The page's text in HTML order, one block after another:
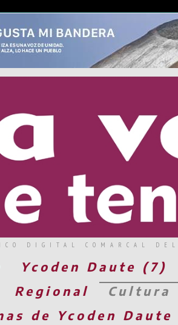
DIGITAL COMARCAL
Ycoden Daute (7)
Regional Cultura
de Ycoden Daute